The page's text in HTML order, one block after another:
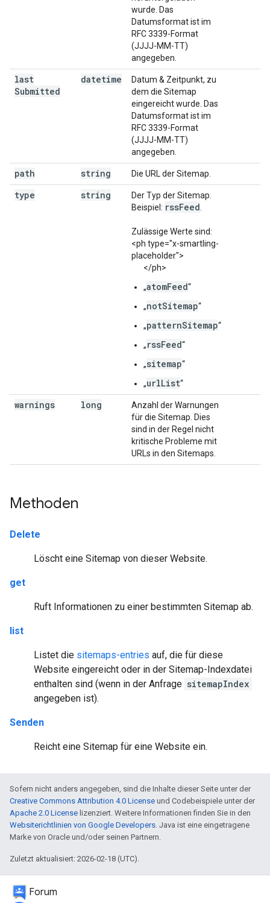
wurde. Das
Datumsformat ist im
RFC 3339-Format
(JJJJ-MM-TT)
angegeben.
last
Submitted
datetime
Datum & Zeitpunkt, zu
dem die Sitemap
eingereicht wurde. Das
Datumsformat ist im
RFC 3339-Format
(JJJJ-MM-TT)
angegeben.
path string Die URL der Sitemap.
type string
Der Typ der Sitemap.
Beispiel: rssFeed
Zulässige Werte sind:
<ph type="x-smartling-
placeholder">
</ph>
„atomFeed“
„notSitemap“
„patternSitemap“
„rssFeed“
„sitemap“
„urlList“
warnings long
Anzahl der Warnungen
für die Sitemap. Dies
sind in der Regel nicht
kritische Probleme mit
URLs in den Sitemaps.
Methoden
Delete
Löscht eine Sitemap von dieser Website.
get
Ruft Informationen zu einer bestimmten Sitemap ab.
list
Listet die sitemaps-entries auf, die für diese
Website eingereicht oder in der Sitemap-Indexdatei
enthalten sind (wenn in der Anfrage sitemapIndex
angegeben ist).
Senden
Reicht eine Sitemap für eine Website ein.
Sofern nicht anders angegeben, sind die Inhalte dieser Seite unter der
Creative Commons Attribution 4.0 License und Codebeispiele unter der
Apache 2.0 License lizenziert. Weitere Informationen finden Sie in den
Websiterichtlinien von Google Developers. Java ist eine eingetragene
Marke von Oracle und/oder seinen Partnern.
Zuletzt aktualisiert: 2026-02-18 (UTC).
Forum